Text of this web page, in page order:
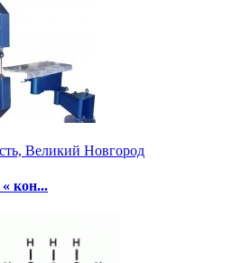
Великий Новгород
кон...